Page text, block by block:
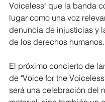
Voiceless" que la banda
lugar como una voz
denuncia de injusticias y
de los derechos humanos.
El próximo concierto de
de "Voice for the
será una celebración del